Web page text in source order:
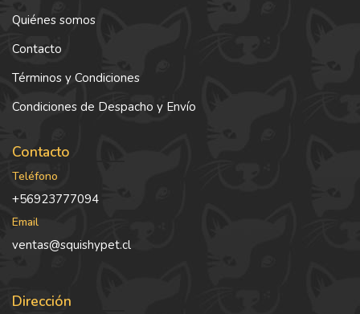
Quiénes somos
Contacto
Términos y Condiciones
Condiciones de Despacho y Envío
Contacto
Teléfono
+56923777094
Email
ventas@squishypet.cl
Dirección